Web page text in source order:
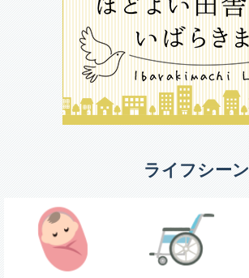
ライフシーン